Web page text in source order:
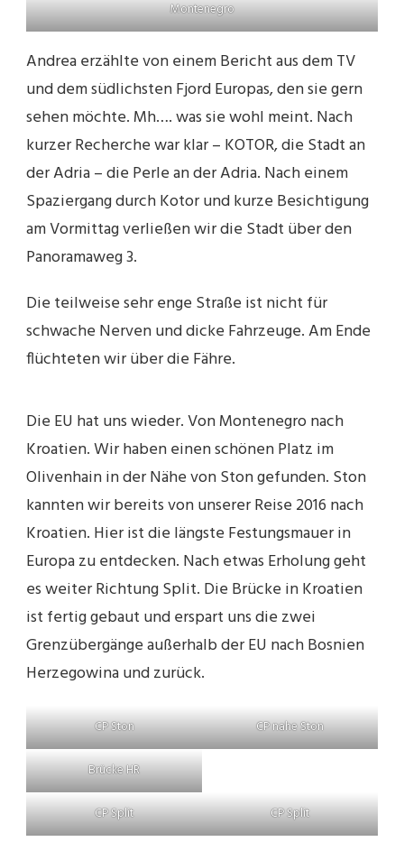
Montenegro
Andrea erzählte von einem Bericht aus dem TV
und dem südlichsten Fjord Europas, den sie gern
sehen möchte. Mh…. was sie wohl meint. Nach
kurzer Recherche war klar – KOTOR, die Stadt an
der Adria – die Perle an der Adria. Nach einem
Spaziergang durch Kotor und kurze Besichtigung
am Vormittag verließen wir die Stadt über den
Panoramaweg 3.
Die teilweise sehr enge Straße ist nicht für
schwache Nerven und dicke Fahrzeuge. Am Ende
flüchteten wir über die Fähre.
Die EU hat uns wieder. Von Montenegro nach
Kroatien. Wir haben einen schönen Platz im
Olivenhain in der Nähe von Ston gefunden. Ston
kannten wir bereits von unserer Reise 2016 nach
Kroatien. Hier ist die längste Festungsmauer in
Europa zu entdecken. Nach etwas Erholung geht
es weiter Richtung Split. Die Brücke in Kroatien
ist fertig gebaut und erspart uns die zwei
Grenzübergänge außerhalb der EU nach Bosnien
Herzegowina und zurück.
CP Ston CP nahe Ston
Brücke HR
CP Split CP Split